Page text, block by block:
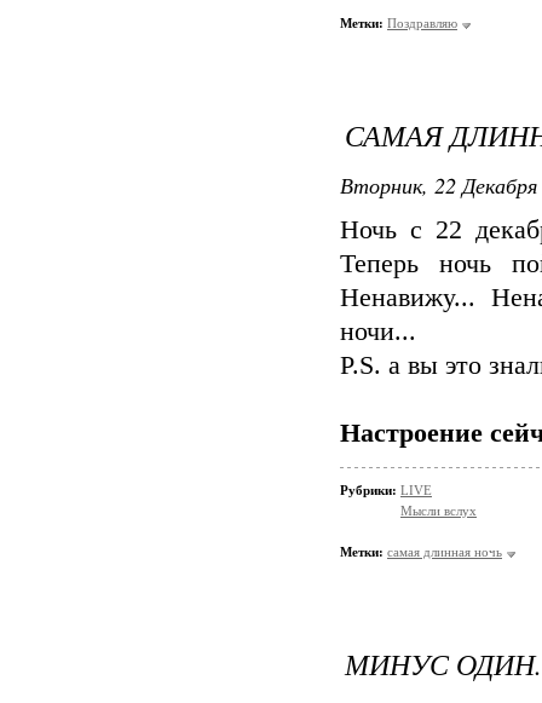
Метки: Поздравляю
САМАЯ
Вторник, 22
Ночь с 22
Теперь ночь
Ненавижу...
ночи...
P.S. а вы это
Настроение
Рубрики: LIVE
Мысли вслух
Метки: самая длинная ночь
МИНУС